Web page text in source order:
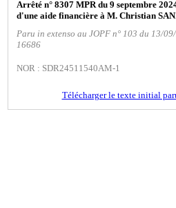
Arrêté n° 8307 MPR du 9 septembre
d'une aide financière à M. Christian
Paru in extenso au JOPF n° 103 du 13/
16686
NOR : SDR24511540AM-1
Télécharger le texte initial